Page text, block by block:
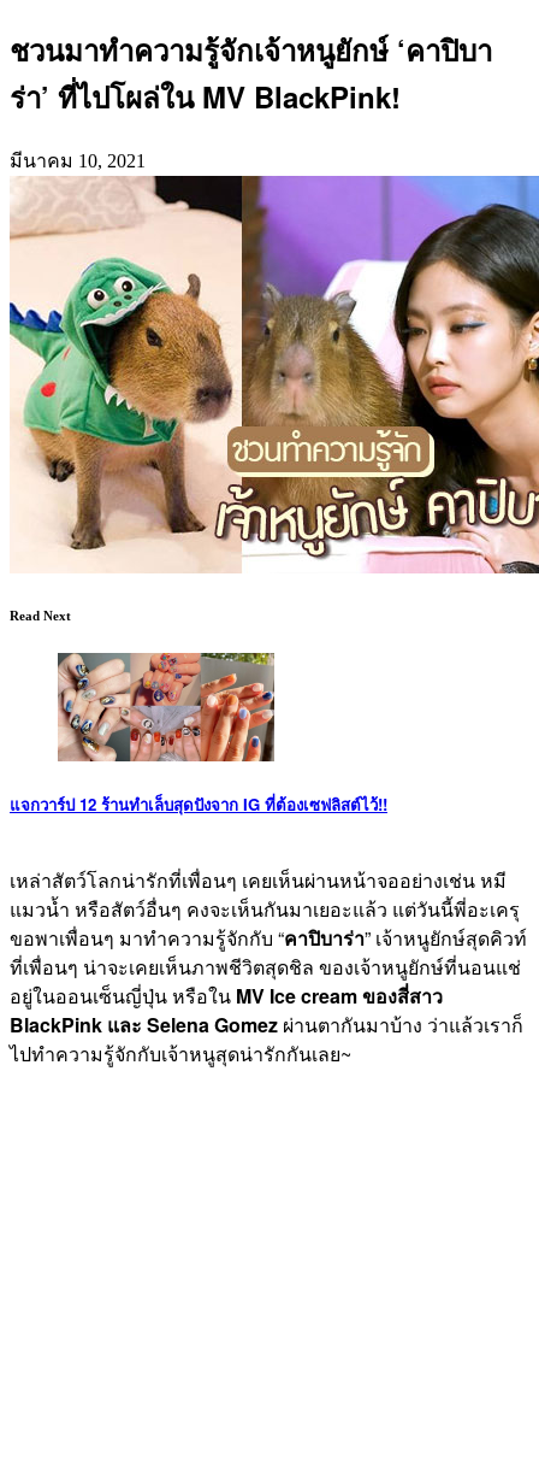
ชวนมาทำความรู้จักเจ้าหนูยักษ์ ‘คาปิบา
ร่า’ ที่ไปโผล่ใน MV BlackPink!
มีนาคม 10, 2021
Read Next
แจกวาร์ป 12 ร้านทำเล็บสุดปังจาก IG ที่ต้องเซฟลิสต์ไว้!!
เหล่าสัตว์โลกน่ารักที่เพื่อนๆ เคยเห็นผ่านหน้าจออย่างเช่น หมี
แมวน้ำ หรือสัตว์อื่นๆ คงจะเห็นกันมาเยอะแล้ว แต่วันนี้พี่อะเครุ
ขอพาเพื่อนๆ มาทำความรู้จักกับ “คาปิบาร่า” เจ้าหนูยักษ์สุดคิวท์
ที่เพื่อนๆ น่าจะเคยเห็นภาพชีวิตสุดชิล ของเจ้าหนูยักษ์ที่นอนแช่
อยู่ในออนเซ็นญี่ปุ่น หรือใน MV Ice cream ของสี่สาว
BlackPink และ Selena Gomez ผ่านตากันมาบ้าง ว่าแล้วเราก็
ไปทำความรู้จักกับเจ้าหนูสุดน่ารักกันเลย~